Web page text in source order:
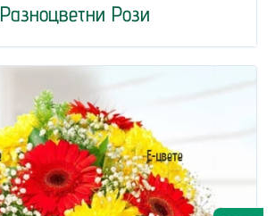
Разноцветни Рози